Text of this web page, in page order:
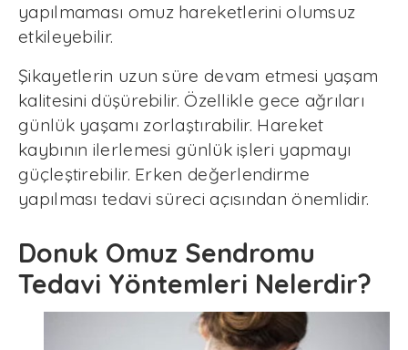
yapılmaması omuz hareketlerini olumsuz
etkileyebilir.
Şikayetlerin uzun süre devam etmesi yaşam
kalitesini düşürebilir. Özellikle gece ağrıları
günlük yaşamı zorlaştırabilir. Hareket
kaybının ilerlemesi günlük işleri yapmayı
güçleştirebilir. Erken değerlendirme
yapılması tedavi süreci açısından önemlidir.
Donuk Omuz Sendromu
Tedavi Yöntemleri Nelerdir?